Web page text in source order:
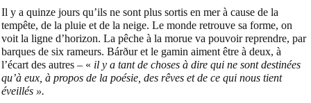
Il y a quinze jours qu’ils ne sont plus sortis en mer à cause de la
tempête, de la pluie et de la neige. Le monde retrouve sa forme, on
voit la ligne d’horizon. La pêche à la morue va pouvoir reprendre, par
barques de six rameurs. Bárður et le gamin aiment être à deux, à
l’écart des autres – « il y a tant de choses à dire qui ne sont destinées
qu’à eux, à propos de la poésie, des rêves et de ce qui nous tient
éveillés ».